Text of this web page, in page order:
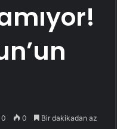
0 0 Bir dakikadan az